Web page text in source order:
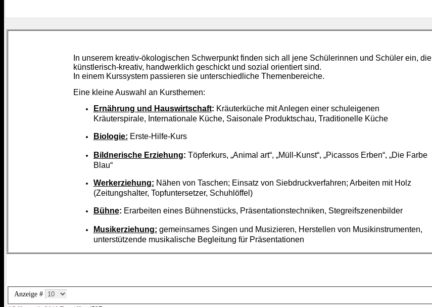
In unserem kreativ-ökologischen Schwerpunkt finden sich all jene Schülerinnen und Schüler ein, die
künstlerisch-kreativ, handwerklich geschickt und sozial orientiert sind.
In einem Kurssystem passieren sie unterschiedliche Themenbereiche.
Eine kleine Auswahl an Kursthemen:
Ernährung und Hauswirtschaft: Kräuterküche mit Anlegen einer schuleigenen
Kräuterspirale, Internationale Küche, Saisonale Produktschau, Traditionelle Küche
Biologie: Erste-Hilfe-Kurs
Bildnerische Erziehung: Töpferkurs, „Animal art“, „Müll-Kunst“, „Picassos Erben“, „Die Farbe
Blau“
Werkerziehung: Nähen von Taschen; Einsatz von Siebdruckverfahren; Arbeiten mit Holz
(Zeitungshalter, Topfuntersetzer, Schuhlöffel)
Bühne: Erarbeiten eines Bühnenstücks, Präsentationstechniken, Stegreifszenenbilder
Musikerziehung: gemeinsames Singen und Musizieren, Herstellen von Musikinstrumenten,
unterstützende musikalische Begleitung für Präsentationen
Anzeige #